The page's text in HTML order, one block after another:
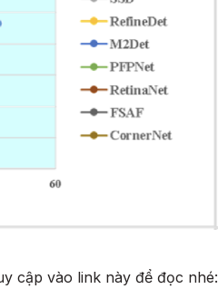
cập vào link này để đọc nhé: